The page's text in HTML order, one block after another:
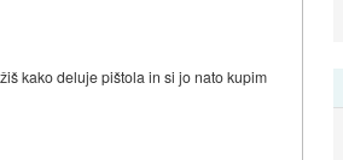
kako deluje pištola in si jo nato kupim